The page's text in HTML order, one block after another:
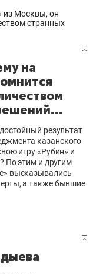
на
результат
казанского
игру «Рубин» и
По этим и другим
высказывались
а также бывшие